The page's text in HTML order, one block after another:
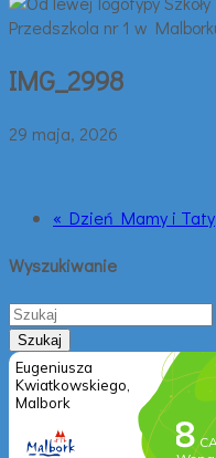
IMG_2998
29 maja, 2026
« Dzień Mamy i Taty
Wyszukiwanie